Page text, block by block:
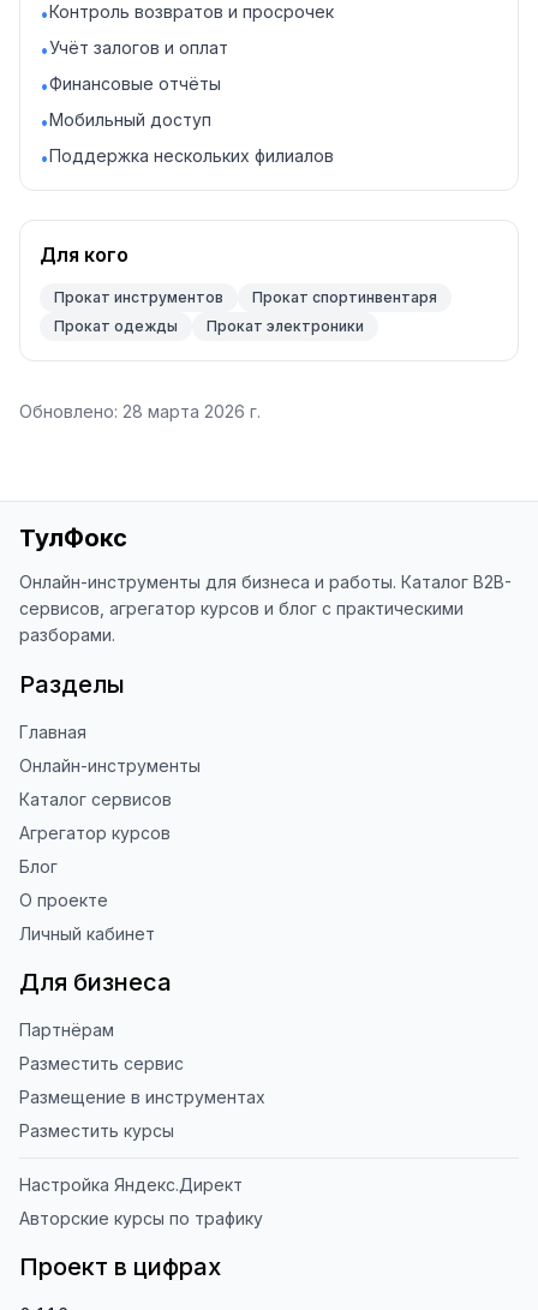
•Контроль возвратов и просрочек
•Учёт залогов и оплат
•Финансовые отчёты
•Мобильный доступ
•Поддержка нескольких филиалов
Для кого
Прокат инструментов
Прокат спортинвентаря
Прокат одежды
Прокат электроники
Обновлено: 28 марта 2026 г.
ТулФокс
Онлайн-инструменты для бизнеса и работы. Каталог B2B-
сервисов, агрегатор курсов и блог с практическими
разборами.
Разделы
Главная
Онлайн-инструменты
Каталог сервисов
Агрегатор курсов
Блог
О проекте
Личный кабинет
Для бизнеса
Партнёрам
Разместить сервис
Размещение в инструментах
Разместить курсы
Настройка Яндекс.Директ
Авторские курсы по трафику
Проект в цифрах